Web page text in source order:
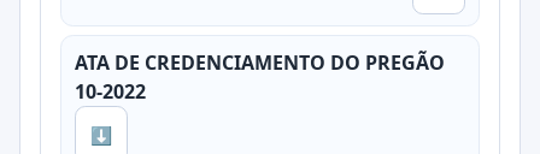
ATA DE CREDENCIAMENTO DO PREGÃO
10-2022
⬇